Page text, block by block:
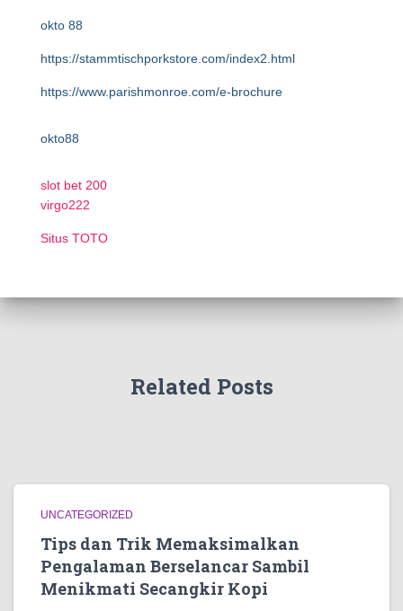
okto 88
https://stammtischporkstore.com/index2.html
https://www.parishmonroe.com/e-brochure
okto88
slot bet 200
virgo222
Situs TOTO
Related Posts
UNCATEGORIZED
Tips dan Trik Memaksimalkan
Pengalaman Berselancar Sambil
Menikmati Secangkir Kopi